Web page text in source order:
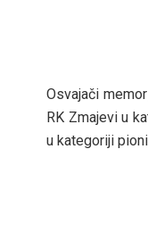
Osvajači
RK Zmajevi u
u kategoriji